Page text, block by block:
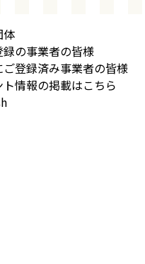
体
録の事業者の皆様
ご登録済み事業者の皆様
ト情報の掲載はこちら